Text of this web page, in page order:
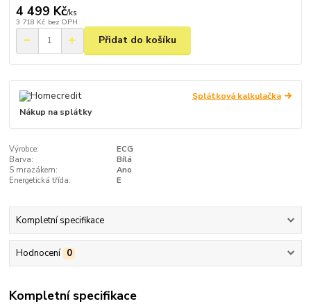
4 499 Kč/ks
3 718 Kč bez DPH
Přidat do košíku
Splátková kalkulačka
Nákup na splátky
Výrobce:
ECG
Barva:
Bílá
S mrazákem:
Ano
Energetická třída:
E
Kompletní specifikace
Hodnocení 0
Kompletní specifikace